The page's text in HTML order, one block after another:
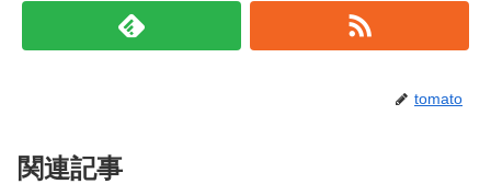
tomato
関連記事